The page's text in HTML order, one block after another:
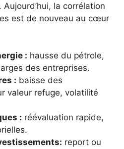
la corrélation
est de nouveau au cœur
: hausse du pétrole,
des entreprises.
: baisse des
valeur refuge, volatilité
: réévaluation rapide,
report ou